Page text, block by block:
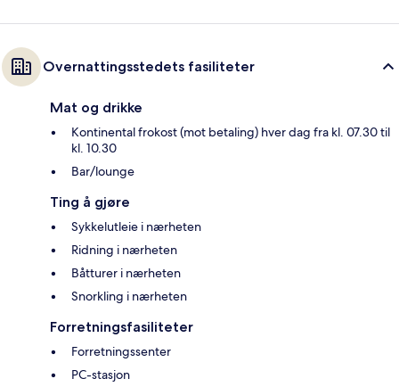
Overnattingsstedets fasiliteter
Mat og drikke
Kontinental frokost (mot betaling) hver dag fra kl. 07.30 til
kl. 10.30
Bar/lounge
Ting å gjøre
Sykkelutleie i nærheten
Ridning i nærheten
Båtturer i nærheten
Snorkling i nærheten
Forretningsfasiliteter
Forretningssenter
PC-stasjon